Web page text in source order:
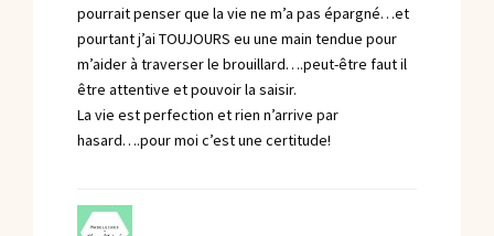
pourrait penser que la vie ne m’a pas épargné…et
pourtant j’ai TOUJOURS eu une main tendue pour
m’aider à traverser le brouillard….peut-être faut il
être attentive et pouvoir la saisir.
La vie est perfection et rien n’arrive par
hasard….pour moi c’est une certitude!